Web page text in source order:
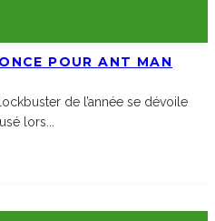
POUR ANT MAN
de l’année se dévoile
lors...